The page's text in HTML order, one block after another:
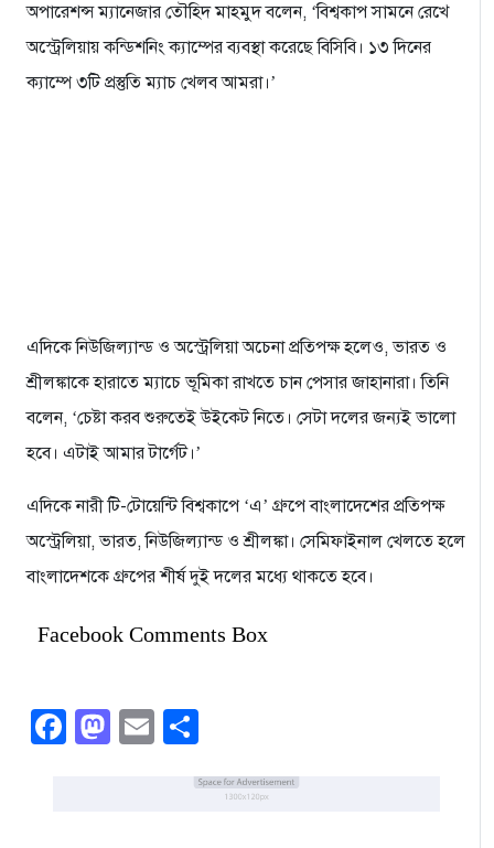
অপারেশন্স ম্যানেজার তৌহিদ মাহমুদ বলেন, ‘বিশ্বকাপ সামনে রেখে
অস্ট্রেলিয়ায় কন্ডিশনিং ক্যাম্পের ব্যবস্থা করেছে বিসিবি। ১৩ দিনের
ক্যাম্পে ৩টি প্রস্তুতি ম্যাচ খেলব আমরা।’
এদিকে নিউজিল্যান্ড ও অস্ট্রেলিয়া অচেনা প্রতিপক্ষ হলেও, ভারত ও
শ্রীলঙ্কাকে হারাতে ম্যাচে ভূমিকা রাখতে চান পেসার জাহানারা। তিনি
বলেন, ‘চেষ্টা করব শুরুতেই উইকেট নিতে। সেটা দলের জন্যই ভালো
হবে। এটাই আমার টার্গেট।’
এদিকে নারী টি-টোয়েন্টি বিশ্বকাপে ‘এ’ গ্রুপে বাংলাদেশের প্রতিপক্ষ
অস্ট্রেলিয়া, ভারত, নিউজিল্যান্ড ও শ্রীলঙ্কা। সেমিফাইনাল খেলতে হলে
বাংলাদেশকে গ্রুপের শীর্ষ দুই দলের মধ্যে থাকতে হবে।
Facebook Comments Box
Facebook
Mastodon
Email